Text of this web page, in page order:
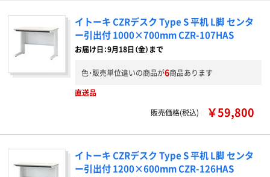
イトーキ CZRデスク Type S 平机 L脚 センタ
ー引出付 1000×700mm CZR-107HAS
お届け日：9月18日（金）まで
色・販売単位違いの商品が6商品あります
直送品
販売価格(税込)
￥59,800
イトーキ CZRデスク Type S 平机 L脚 センタ
ー引出付 1200×600mm CZR-126HAS